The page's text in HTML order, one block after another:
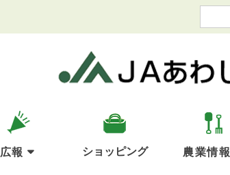
広報 ショッピング 農業情報